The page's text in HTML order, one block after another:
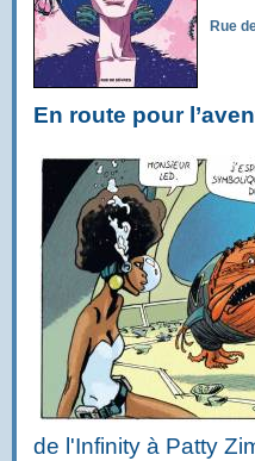
Rue
En route pour
de l'Infinity à Patty